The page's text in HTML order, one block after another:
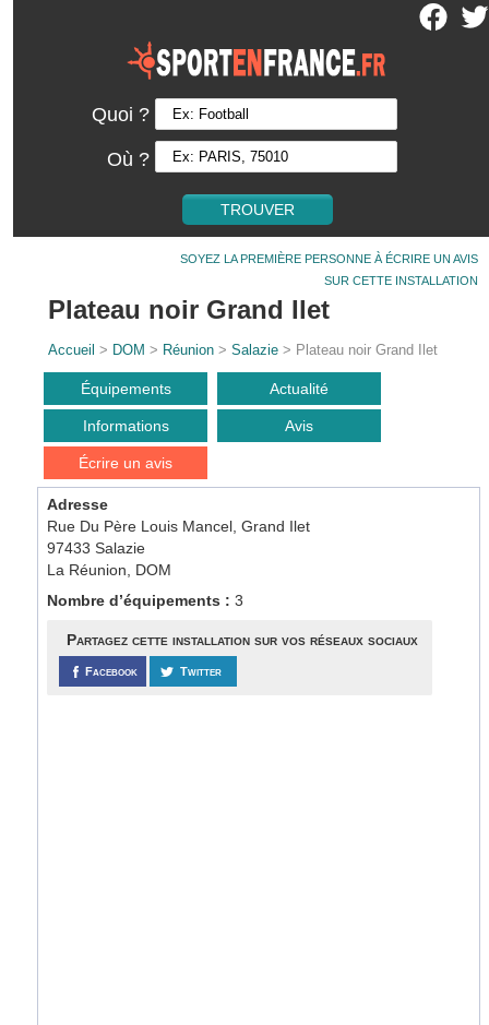
Quoi ?
Où ?
SOYEZ LA PREMIÈRE PERSONNE À ÉCRIRE UN AVIS
SUR CETTE INSTALLATION
Plateau noir Grand Ilet
Accueil > DOM > Réunion >Salazie > Plateau noir Grand Ilet
Équipements Actualité
Informations Avis
Écrire un avis
Adresse
Rue Du Père Louis Mancel, Grand Ilet
97433 Salazie
La Réunion, DOM
Nombre d’équipements :3
Partagez cette installation sur vos réseaux sociaux
Facebook Twitter